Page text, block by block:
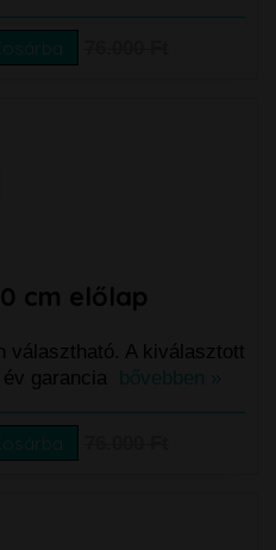
cm előlap
választható. A kiválasztott
garancia
bővebben »